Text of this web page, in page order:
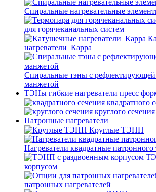
Спиральные нагревательные
для горячеканальных систем
нагреватели_Карра
Спиральные тэны с рефлектирующей
манжетой
ТЭНы гибкие нагреватели пресс
квадратного
круглого сечения
Патронные нагреватели
Круглые ТЭНП
Нагреватели квадратные патронного
корпусом
патронных нагревателей